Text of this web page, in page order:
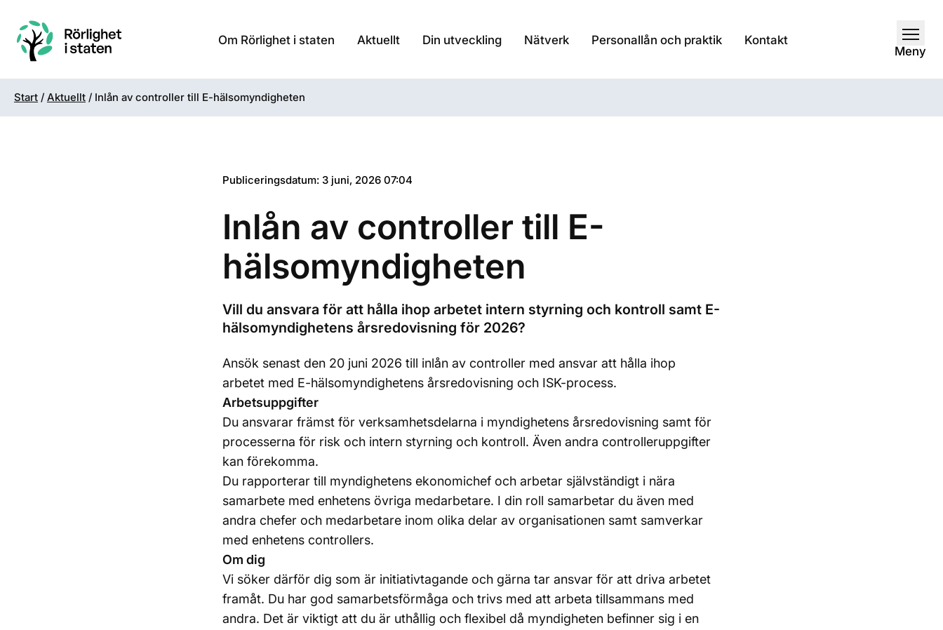
Om Rörlighet i staten Aktuellt Din utveckling Nätverk Personallån och praktik Kontakt
Meny
Start / Aktuellt / Inlån av controller till E-hälsomyndigheten
Publiceringsdatum: 3 juni, 2026 07:04
Inlån av controller till E-
hälsomyndigheten
Vill du ansvara för att hålla ihop arbetet intern styrning och kontroll samt E-
hälsomyndighetens årsredovisning för 2026?
Ansök senast den 20 juni 2026 till inlån av controller med ansvar att hålla ihop
arbetet med E-hälsomyndighetens årsredovisning och ISK-process.
Arbetsuppgifter
Du ansvarar främst för verksamhetsdelarna i myndighetens årsredovisning samt för
processerna för risk och intern styrning och kontroll. Även andra controlleruppgifter
kan förekomma.
Du rapporterar till myndighetens ekonomichef och arbetar självständigt i nära
samarbete med enhetens övriga medarbetare. I din roll samarbetar du även med
andra chefer och medarbetare inom olika delar av organisationen samt samverkar
med enhetens controllers.
Om dig
Vi söker därför dig som är initiativtagande och gärna tar ansvar för att driva arbetet
framåt. Du har god samarbetsförmåga och trivs med att arbeta tillsammans med
andra. Det är viktigt att du är uthållig och flexibel då myndigheten befinner sig i en